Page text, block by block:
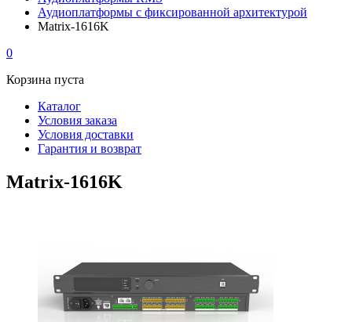
Аудиоплатформы с фиксированной архитектурой
Matrix-1616K
0
Корзина пуста
Каталог
Условия заказа
Условия доставки
Гарантия и возврат
Matrix-1616K